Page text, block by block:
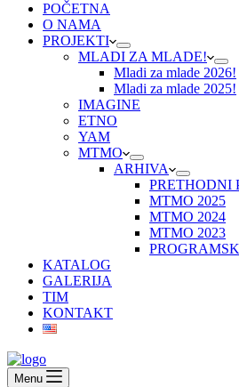
POČETNA
O NAMA
PROJEKTI
MLADI ZA MLADE!
Mladi za mlade 2026!
Mladi za mlade 2025!
IMAGINE
ETNO
YAM
MTMO
ARHIVA
PRETHODNI
MTMO 2025
MTMO 2024
MTMO 2023
KATALOG
GALERIJA
TIM
KONTAKT
Menu